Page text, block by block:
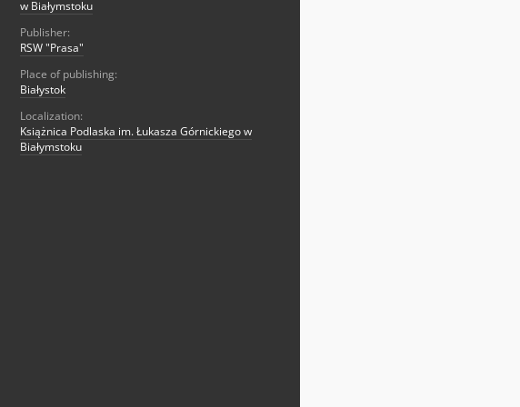
w Białymstoku
Publisher:
RSW "Prasa"
Place of publishing:
Białystok
Localization:
Książnica Podlaska im. Łukasza Górnickiego w
Białymstoku